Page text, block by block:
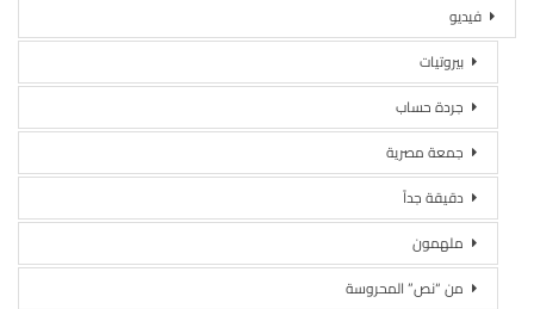
فيديو
بيروتيات
جردة حساب
جمعة مصرية
دقيقة جداً
ملهمون
من “نص” المحروسة